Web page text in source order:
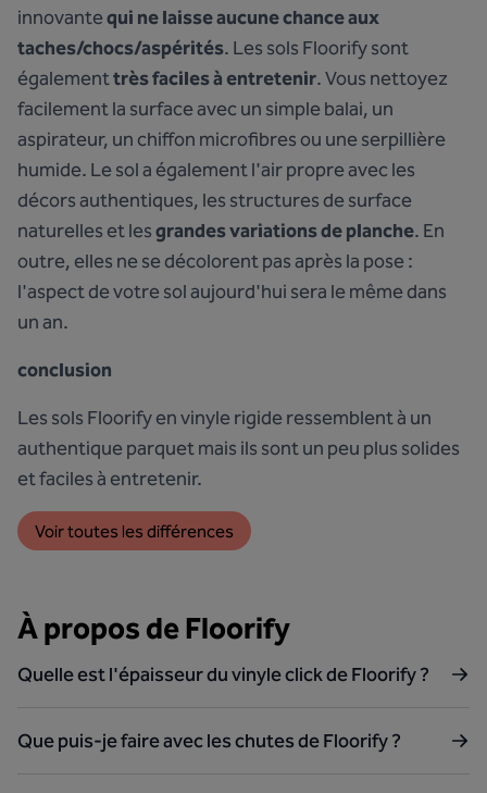
innovantequi ne laisse aucune chance aux
taches/chocs/aspérités. Les sols Floorify sont
égalementtrès faciles à entretenir. Vous nettoyez
facilement la surface avec un simple balai, un
aspirateur, un chiffon microfibres ou une serpillière
humide. Le sol a également l'air propre avec les
décors authentiques, les structures de surface
naturelles et lesgrandes variations de planche. En
outre, elles ne se décolorent pas après la pose :
l'aspect de votre sol aujourd'hui sera le même dans
un an.
conclusion
Les sols Floorify en vinyle rigide ressemblent à un
authentique parquet mais ils sont un peu plus solides
et faciles à entretenir.
Voir toutes les différences
À propos de Floorify
Quelle est l'épaisseur du vinyle click de Floorify ?
Que puis-je faire avec les chutes de Floorify ?